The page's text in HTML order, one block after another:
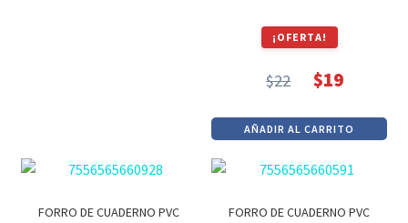
¡OFERTA!
$22
precio
original
era:
$19
precio
actual
es:
AÑADIR AL CARRITO
FORRO DE CUADERNO PVC
FORRO DE CUADERNO PVC